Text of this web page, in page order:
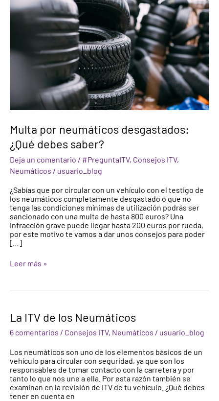
Multa por neumáticos desgastados:
¿Qué debes saber?
Deja un comentario / #PreguntaITV, Consejos ITV,
Neumáticos / usuario_blog
¿Sabías que por circular con un vehículo con el testigo de
los neumáticos completamente desgastado o que no
tenga las condiciones mínimas de utilización podrás ser
sancionado con una multa de hasta 800 euros? Una
infracción grave puede llegar hasta 200 euros por rueda,
por este motivo te vamos a dar unos consejos para poder
[…]
desgastados:
¿Qué
debes
Leer más »
La ITV de los Neumáticos
6 comentarios / Consejos ITV, Neumáticos / usuario_blog
Los neumáticos son uno de los elementos básicos de un
vehículo para circular con seguridad, ya que son los
responsables de tomar contacto con la carretera y por
tanto lo que nos une a ella. Por esta razón también se
examinan en la revisión de ITV de tu vehículo. ¿Qué debes
tener en cuenta en
La
ITV
de
Neumáticos